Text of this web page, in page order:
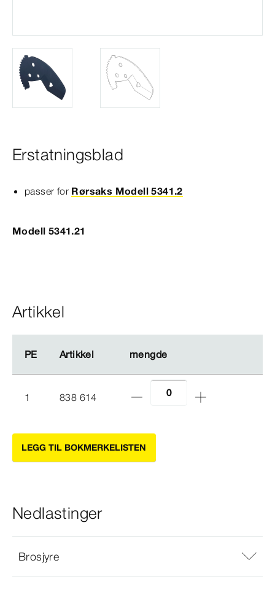
Erstatningsblad
passer for Rørsaks Modell 5341.2
Modell 5341.21
Artikkel
PE Artikkel mengde
PE Artikkel mengde
1 838 614
LEGG TIL BOKMERKELISTEN
Nedlastinger
Brosjyre